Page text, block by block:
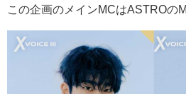
この企画のメインMCはASTROの